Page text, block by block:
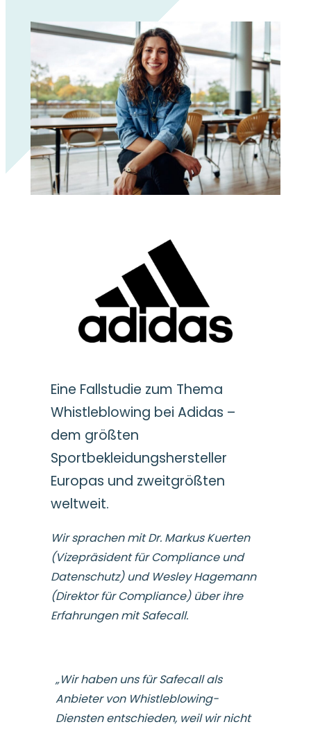
Eine Fallstudie zum Thema
Whistleblowing bei Adidas –
dem größten
Sportbekleidungshersteller
Europas und zweitgrößten
weltweit.
Wir sprachen mit Dr. Markus Kuerten
(Vizepräsident für Compliance und
Datenschutz) und Wesley Hagemann
(Direktor für Compliance) über ihre
Erfahrungen mit Safecall.
„Wir haben uns für Safecall als
Anbieter von Whistleblowing-
Diensten entschieden, weil wir nicht